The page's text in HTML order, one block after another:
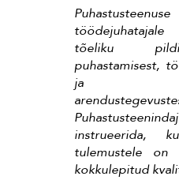
Puhastusteenuse
tõeliku
puhastamisest,
ja
instrueerida,
tulemustele on
kokkulepitud